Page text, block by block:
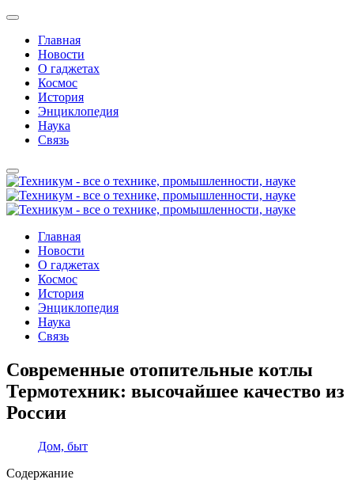
Главная
Новости
О гаджетах
Космос
История
Энциклопедия
Наука
Связь
Главная
Новости
О гаджетах
Космос
История
Энциклопедия
Наука
Связь
Современные отопительные котлы
Термотехник: высочайшее качество из
России
Дом, быт
Содержание